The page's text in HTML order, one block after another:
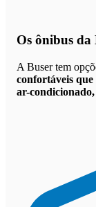
Os ônibus da
A Buser tem
confortáveis que
ar-